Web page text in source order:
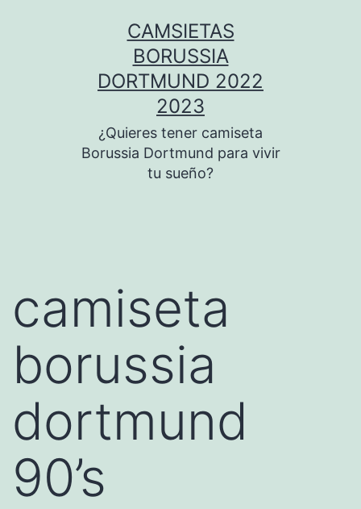
CAMSIETAS
BORUSSIA
DORTMUND 2022
2023
¿Quieres tener camiseta
Borussia Dortmund para vivir
tu sueño?
camiseta
borussia
dortmund
90’s